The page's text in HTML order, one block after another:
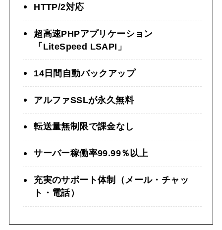
HTTP/2対応
超高速PHPアプリケーション
「LiteSpeed LSAPI」
14日間自動バックアップ
アルファSSLが永久無料
転送量無制限で課金なし
サーバー稼働率99.99％以上
充実のサポート体制（メール・チャッ
ト・電話）